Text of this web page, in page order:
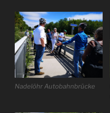
Nadelöhr Autobahnbrücke